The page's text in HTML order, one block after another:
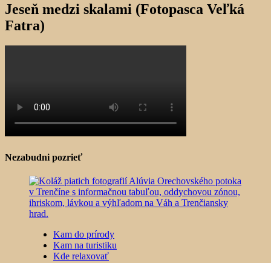
Jeseň medzi skalami (Fotopasca Veľká
Fatra)
Nezabudni pozrieť
Kam do prírody
Kam na turistiku
Kde relaxovať